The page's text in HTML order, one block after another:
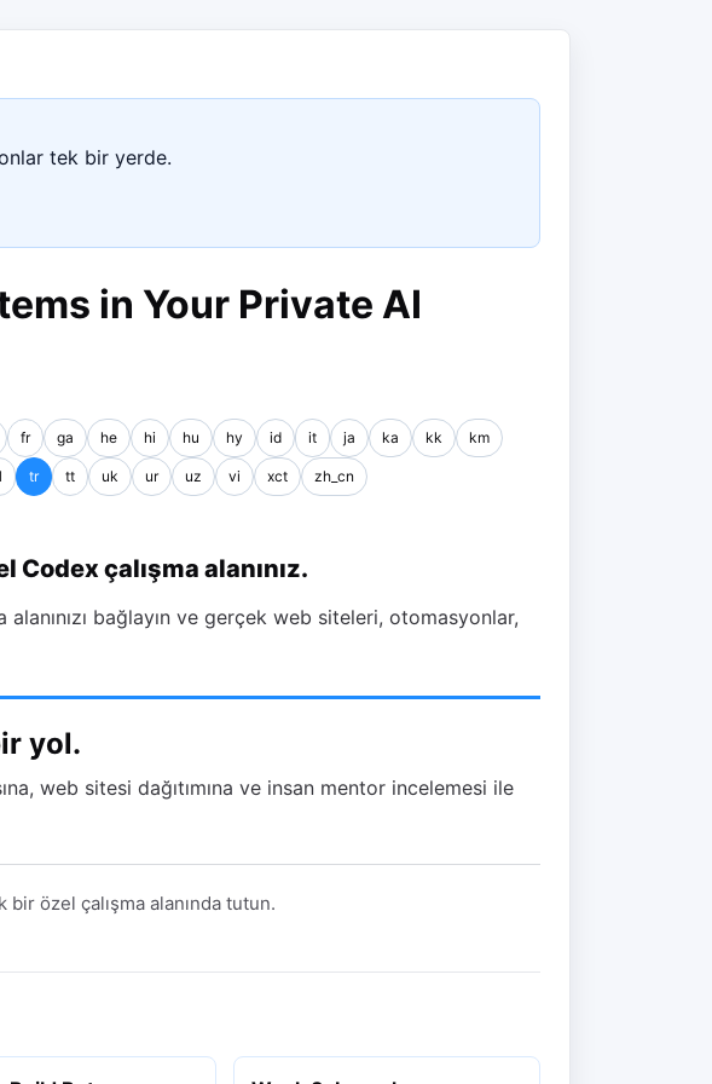
tek bir yerde.
in Your Private AI
fr ga he hi hu hy id it ja ka kk km
tr tt uk ur uz vi xct zh_cn
çalışma alanınız.
bağlayın ve gerçek web siteleri, otomasyonlar,
yol.
web sitesi dağıtımına ve insan mentor incelemesi ile
özel çalışma alanında tutun.